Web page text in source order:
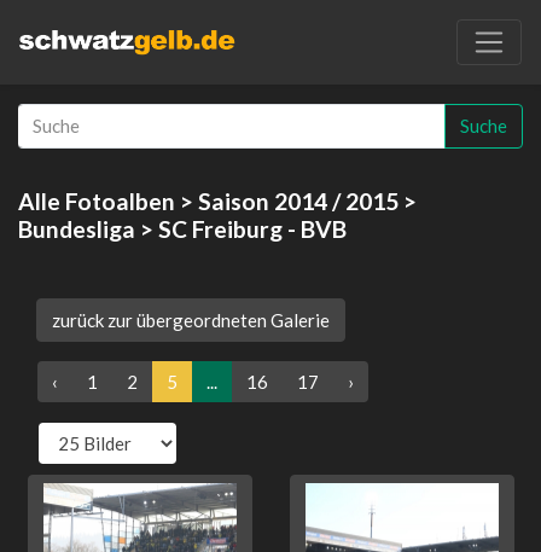
Suche
Alle Fotoalben > Saison 2014 / 2015 >
Bundesliga > SC Freiburg - BVB
zurück zur übergeordneten Galerie
‹ 1 2 5 ... 16 17 ›